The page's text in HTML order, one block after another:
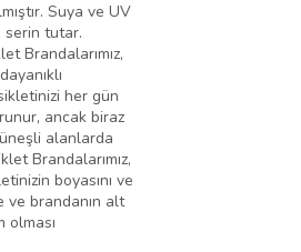
Suya ve UV
serin tutar.
Brandalarımız,
her gün
ancak biraz
alanlarda
Brandalarımız,
boyasını ve
ve brandanın alt
olması